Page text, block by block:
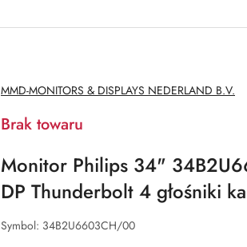
NAZWA
PRODUCENTA:
MMD-MONITORS & DISPLAYS NEDERLAND B.V.
Brak towaru
Monitor Philips 34"
DP Thunderbolt 4 głośniki
Symbol: 34B2U6603CH/00